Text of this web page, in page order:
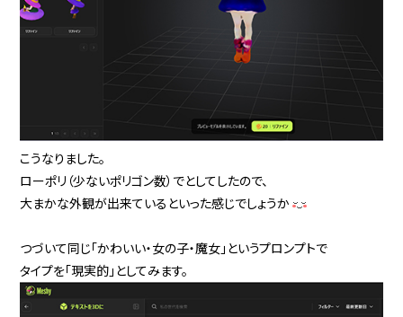
こうなりました。
ローポリ（少ないポリゴン数）でとしてしたので、
大まかな外観が出来ているといった感じでしょうか
つづいて同じ「かわいい・女の子・魔女」というプロンプトで
タイプを「現実的」としてみます。